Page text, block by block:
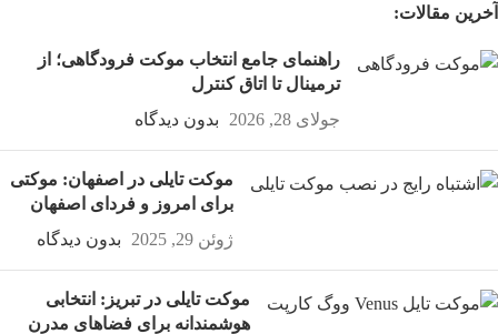
آخرین مقالات:
راهنمای جامع انتخاب موکت فرودگاهی؛ از
ترمینال تا اتاق کنترل
جولای 28, 2026
بدون دیدگاه
موکت تایلی در اصفهان: موکتی
برای امروز و فردای اصفهان
ژوئن 29, 2025
بدون دیدگاه
موکت تایلی در تبریز: انتخابی
هوشمندانه برای فضاهای مدرن